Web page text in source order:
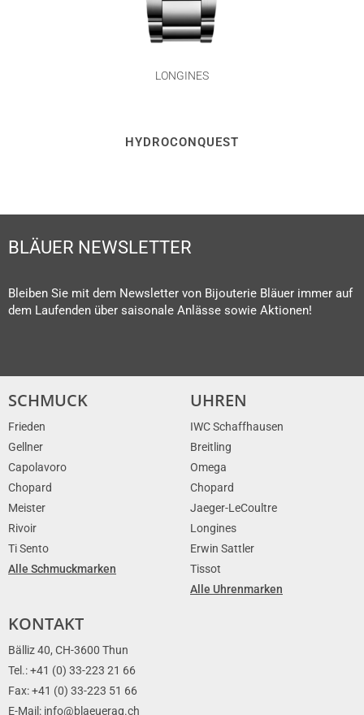
LONGINES
HYDROCONQUEST
BLÄUER NEWSLETTER
Bleiben Sie mit dem Newsletter von Bijouterie Bläuer immer auf
dem Laufenden über saisonale Anlässe sowie Aktionen!
SCHMUCK
Frieden
Gellner
Capolavoro
Chopard
Meister
Rivoir
Ti Sento
Alle Schmuckmarken
UHREN
IWC Schaffhausen
Breitling
Omega
Chopard
Jaeger-LeCoultre
Longines
Erwin Sattler
Tissot
Alle Uhrenmarken
KONTAKT
Bälliz 40, CH-3600 Thun
Tel.: +41 (0) 33-223 21 66
Fax: +41 (0) 33-223 51 66
E-Mail: info@blaeuerag.ch